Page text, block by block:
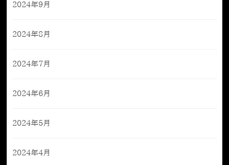
2024年9月
2024年8月
2024年7月
2024年6月
2024年5月
2024年4月